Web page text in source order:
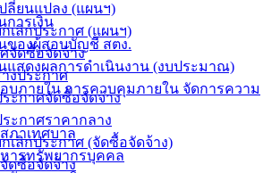
ปลี่ยนแปลง (แผนฯ)
เลิกประกาศ (แผนฯ)
จัดซื้อจัดจ้าง
งประกาศ
ะกาศจัดซื้อจัดจ้าง
ะกาศราคากลาง
เลิกประกาศ (จัดซื้อจัดจ้าง)
ดซื้อจัดจ้าง
การเงิน
ของผู้สอบบัญชี สตง.
แสดงผลการดำเนินงาน (งบประมาณ)
บภายใน การควบคุมภายใน จัดการความ
ภาเทศบาล
ารทรัพยากรบุคคล